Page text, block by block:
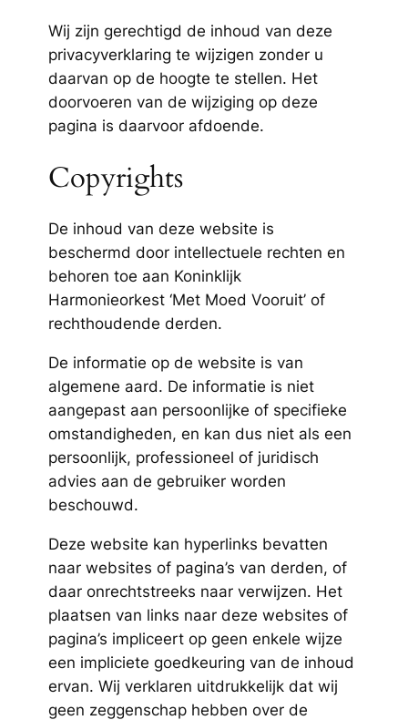
Wij zijn gerechtigd de inhoud van deze
privacyverklaring te wijzigen zonder u
daarvan op de hoogte te stellen. Het
doorvoeren van de wijziging op deze
pagina is daarvoor afdoende.
Copyrights
De inhoud van deze website is
beschermd door intellectuele rechten en
behoren toe aan Koninklijk
Harmonieorkest ‘Met Moed Vooruit’ of
rechthoudende derden.
De informatie op de website is van
algemene aard. De informatie is niet
aangepast aan persoonlijke of specifieke
omstandigheden, en kan dus niet als een
persoonlijk, professioneel of juridisch
advies aan de gebruiker worden
beschouwd.
Deze website kan hyperlinks bevatten
naar websites of pagina’s van derden, of
daar onrechtstreeks naar verwijzen. Het
plaatsen van links naar deze websites of
pagina’s impliceert op geen enkele wijze
een impliciete goedkeuring van de inhoud
ervan. Wij verklaren uitdrukkelijk dat wij
geen zeggenschap hebben over de